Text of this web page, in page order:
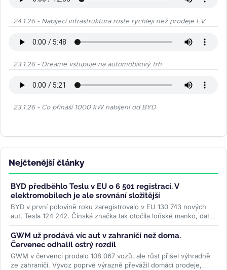
24.1.26 - Nabíjecí infrastruktura roste rychleji než prodeje EV
23.1.26 - Dreame vstupuje na automobilový trh
23.1.26 - Co přináší 1000 kW nabíjení od BYD
Nejčtenější články
BYD předběhlo Teslu v EU o 6 501 registrací. V
elektromobilech je ale srovnání složitější
BYD v první polovině roku zaregistrovalo v EU 130 743 nových
aut, Tesla 124 242. Čínská značka tak otočila loňské manko, data
ACEA ale...>>
GWM už prodává víc aut v zahraničí než doma.
Červenec odhalil ostrý rozdíl
GWM v červenci prodalo 108 067 vozů, ale růst přišel výhradně
ze zahraničí. Vývoz poprvé výrazně převážil domácí prodeje,